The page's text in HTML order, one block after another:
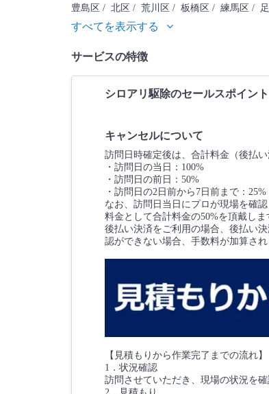
豊島区 / 北区 / 荒川区 / 板橋区 / 練馬区 /
すべてを表示する
サービスの特徴
シロアリ駆除のセールスポイント
キャンセルについて
訪問日時確定後は、合計料金（後払
・訪問日の当日：100%
・訪問日の前日：50%
・訪問日の2日前から7日前まで：25%
なお、訪問日当日にプロが現場を確
料金として合計料金の50%を頂戴しま
後払い決済をご利用の場合、後払い
認ができない場合、手数料が加算され
【見積もりから作業完了までの流れ】
1．状況確認
訪問させていただき、現場の状況を確